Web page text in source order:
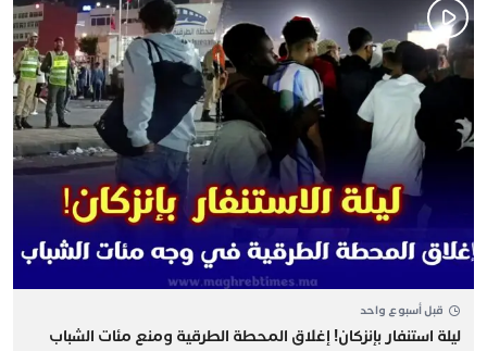
قبل أسبوع واحد
​ليلة استنفار بإنزكان! إغلاق المحطة الطرقية ومنع مئات الشباب